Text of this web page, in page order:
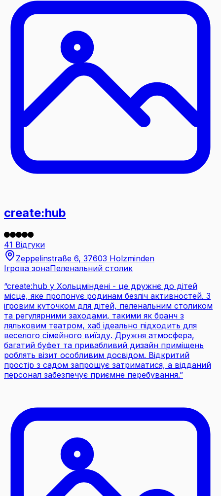
create:hub
41 Відгуки
Zeppelinstraße 6, 37603 Holzminden
Ігрова зонаПеленальний столик
“create:hub у Хольцміндені - це дружнє до дітей
місце, яке пропонує родинам безліч активностей. З
ігровим куточком для дітей, пеленальним столиком
та регулярними заходами, такими як бранч з
ляльковим театром, хаб ідеально підходить для
веселого сімейного виїзду. Дружня атмосфера,
багатий буфет та привабливий дизайн приміщень
роблять візит особливим досвідом. Відкритий
простір з садом запрошує затриматися, а відданий
персонал забезпечує приємне перебування.”